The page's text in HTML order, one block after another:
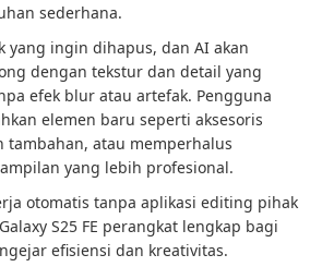
sederhana.
yang ingin dihapus, dan AI akan
dengan tekstur dan detail yang
efek blur atau artefak. Pengguna
elemen baru seperti aksesoris
tambahan, atau memperhalus
yang lebih profesional.
otomatis tanpa aplikasi editing pihak
S25 FE perangkat lengkap bagi
efisiensi dan kreativitas.